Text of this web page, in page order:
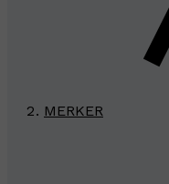
MERKER